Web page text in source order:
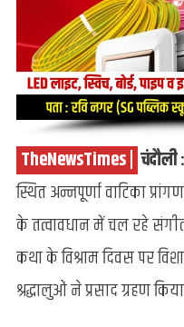
अखिलानन्द
TheNewsTimes | चंदौली :
स्थित अन्नपूर्णा वाटिका
के तत्वावधान में चल रहे
कथा के विश्राम दिवस पर
श्रद्धालुओं ने प्रसाद ग्रहण